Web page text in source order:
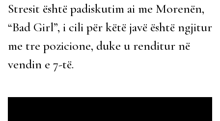
Stresit është padiskutim ai me Morenën,
“Bad Girl”, i cili për këtë javë është ngjitur
me tre pozicione, duke u renditur në
vendin e 7-të.